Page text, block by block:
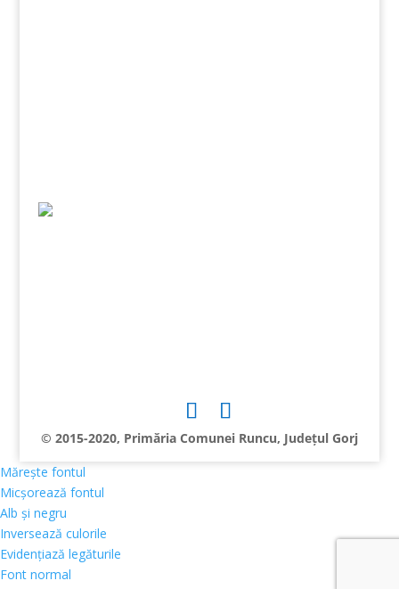
© 2015-2020, Primăria Comunei Runcu, Județul Gorj
Mărește fontul
Micșorează fontul
Alb și negru
Inversează culorile
Evidențiază legăturile
Font normal